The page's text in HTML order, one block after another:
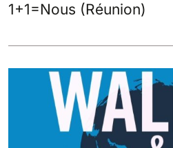
1+1=Nous (Réunion)